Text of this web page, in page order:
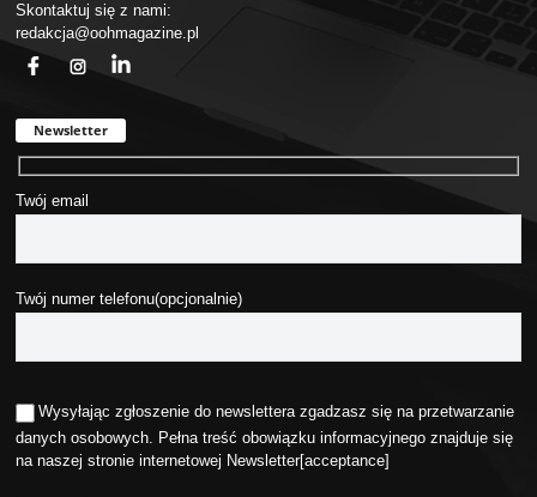
Skontaktuj się z nami:
redakcja@oohmagazine.pl
Newsletter
Twój email
Twój numer telefonu(opcjonalnie)
Wysyłając zgłoszenie do newslettera zgadzasz się na przetwarzanie
danych osobowych. Pełna treść obowiązku informacyjnego znajduje się
na naszej stronie internetowej Newsletter[acceptance]